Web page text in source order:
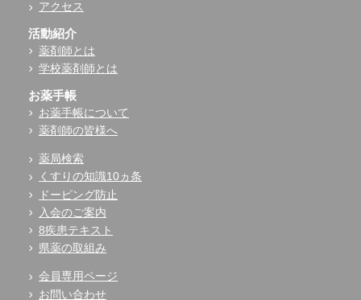
アクセス
活動紹介
薬剤師とは
学校薬剤師とは
お薬手帳
お薬手帳について
薬剤師の皆様へ
薬局検索
くすりの知識10ヵ条
ドーピング防止
入会のご案内
8疾患テキスト
県薬の取組み
会員専用ページ
お問い合わせ